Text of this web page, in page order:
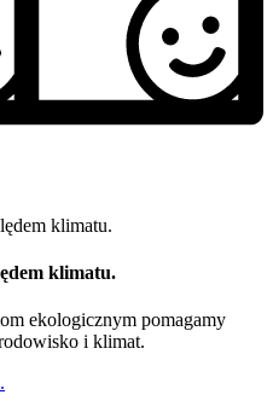
klimatu.
ekologicznym pomagamy
i klimat.